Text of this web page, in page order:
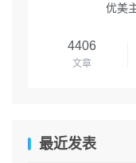
优美
4406
文章
最近发表